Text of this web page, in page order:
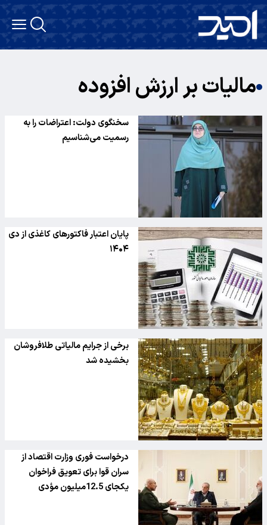
مالیات بر ارزش افزوده
سخنگوی دولت: اعتراضات را به
رسمیت می‌شناسیم
پایان اعتبار فاکتورهای کاغذی از دی
۱۴۰۴
برخی از جرایم مالیاتی طلافروشان
بخشیده شد
درخواست فوری وزارت اقتصاد از
سران قوا برای تعویق فراخوان
یکجای 12.5میلیون مؤدی